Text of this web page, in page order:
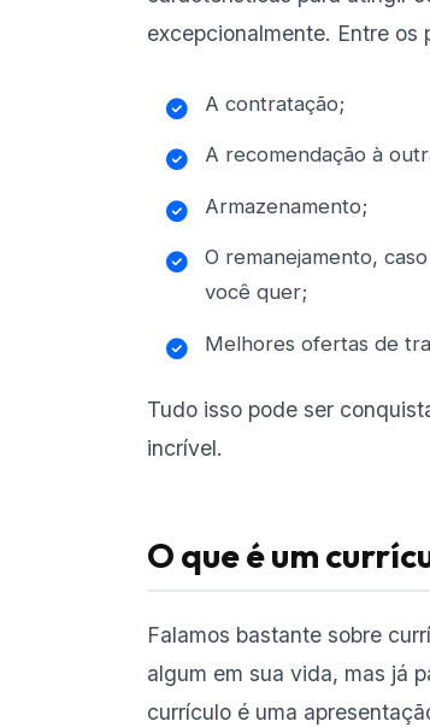
excepcionalmente. Entre os
A contratação;
A recomendação à
Armazenamento;
O remanejamento,
você quer;
Melhores ofertas de
Tudo isso pode ser
incrível.
O que é um
Falamos bastante sobre
algum em sua vida, mas já
currículo é uma